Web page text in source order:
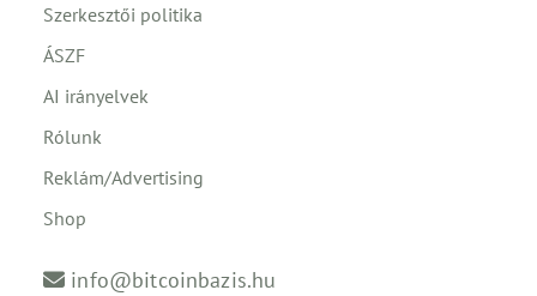
Szerkesztői politika
ÁSZF
AI irányelvek
Rólunk
Reklám/Advertising
Shop
info@bitcoinbazis.hu